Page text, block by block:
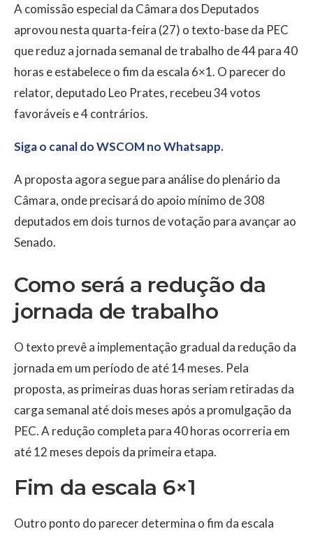
A comissão especial da Câmara dos Deputados
aprovou nesta quarta-feira (27) o texto-base da PEC
que reduz a jornada semanal de trabalho de 44 para 40
horas e estabelece o fim da escala 6×1. O parecer do
relator, deputado Leo Prates, recebeu 34 votos
favoráveis e 4 contrários.
Siga o canal do WSCOM no Whatsapp.
A proposta agora segue para análise do plenário da
Câmara, onde precisará do apoio mínimo de 308
deputados em dois turnos de votação para avançar ao
Senado.
Como será a redução da
jornada de trabalho
O texto prevê a implementação gradual da redução da
jornada em um período de até 14 meses. Pela
proposta, as primeiras duas horas seriam retiradas da
carga semanal até dois meses após a promulgação da
PEC. A redução completa para 40 horas ocorreria em
até 12 meses depois da primeira etapa.
Fim da escala 6×1
Outro ponto do parecer determina o fim da escala